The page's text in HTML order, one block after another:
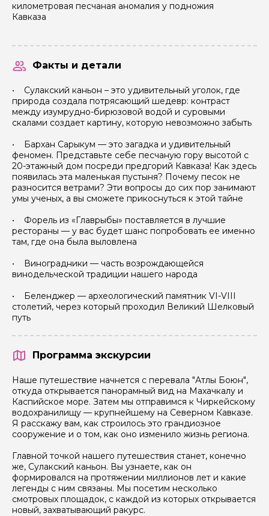
1 2 3 4
12 000 ₽
5
12 000 ₽
6
8 9 10 11 12 13
000 ₽
15 16 17 18 19
12 000 ₽
20
12 000 ₽
000 ₽
22
12 000 ₽
23
12 000 ₽
24
12 000 ₽
25
12 000 ₽
26
12 000 ₽
27
12 000 ₽
12 000 ₽
5
12
12 000 ₽
километровая песчаная аномалия у подножия
Кавказа
Факты и детали
• Сулакский каньон – это удивительный уголок, где
природа создала потрясающий шедевр: контраст
между изумрудно-бирюзовой водой и суровыми
скалами создает картину, которую невозможно забыть
• Бархан Сарыкум — это загадка и удивительный
феномен. Представьте себе песчаную гору высотой с
20-этажный дом посреди предгорий Кавказа! Как здесь
появилась эта маленькая пустыня? Почему песок не
разносится ветрами? Эти вопросы до сих пор занимают
умы ученых, а вы сможете прикоснуться к этой тайне
• Форель из «Главрыбы» поставляется в лучшие
рестораны — у вас будет шанс попробовать ее именно
там, где она была выловлена
• Виноградники — часть возрождающейся
винодельческой традиции нашего народа
• Беленджер — археологический памятник VI-VIII
столетий, через который проходил Великий Шелковый
путь
Программа экскурсии
Наше путешествие начнется с перевала "Атлы Боюн",
откуда открывается панорамный вид на Махачкалу и
Каспийское море. Затем мы отправимся к Чиркейскому
водохранилищу — крупнейшему на Северном Кавказе.
Я расскажу вам, как строилось это грандиозное
сооружение и о том, как оно изменило жизнь региона.
Главной точкой нашего путешествия станет, конечно
же, Сулакский каньон. Вы узнаете, как он
формировался на протяжении миллионов лет и какие
легенды с ним связаны. Мы посетим несколько
смотровых площадок, с каждой из которых открывается
новый, захватывающий ракурс.